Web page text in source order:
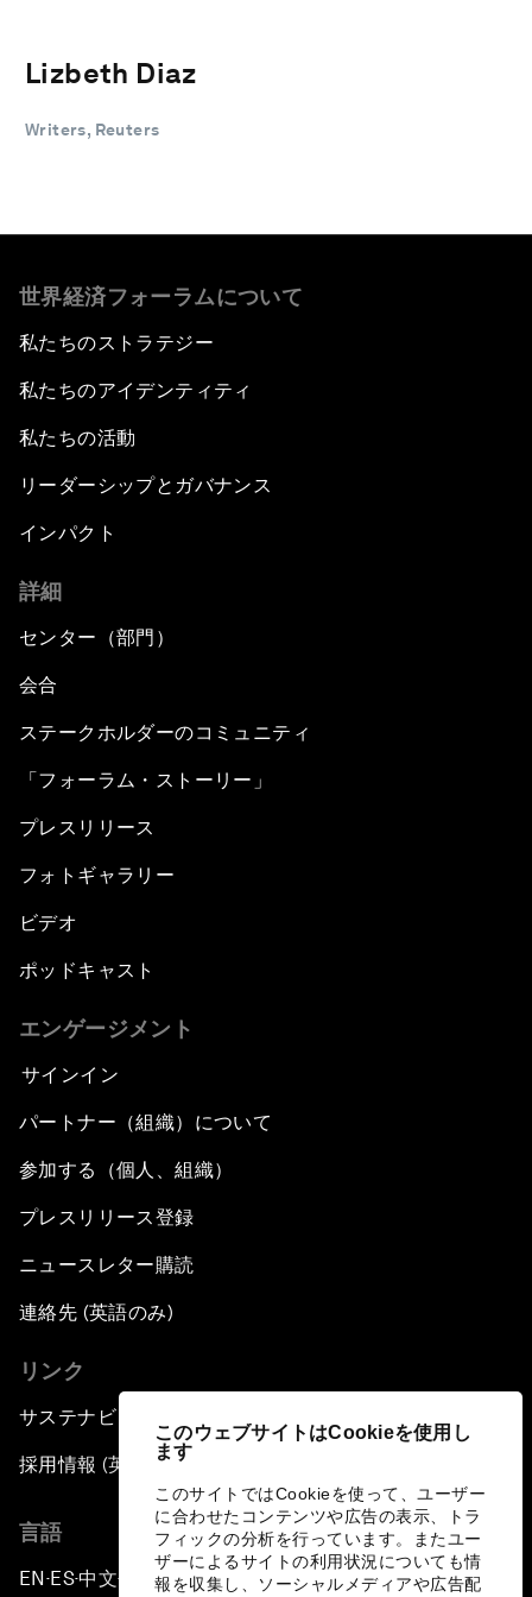
このウェブサイトはCookieを使用し
ます
このサイトではCookieを使って、ユーザー
に合わせたコンテンツや広告の表示、トラ
フィックの分析を行っています。またユー
ザーによるサイトの利用状況についても情
報を収集し、ソーシャルメディアや広告配
Lizbeth Diaz
Writers, Reuters
世界経済フォーラムについて
私たちのストラテジー
私たちのアイデンティティ
私たちの活動
リーダーシップとガバナンス
インパクト
詳細
センター（部門）
会合
ステークホルダーのコミュニティ
「フォーラム・ストーリー」
プレスリリース
フォトギャラリー
ビデオ
ポッドキャスト
エンゲージメント
サインイン
パートナー（組織）について
参加する（個人、組織）
プレスリリース登録
ニュースレター購読
連絡先 (英語のみ)
リンク
サステナビリティへの取り組み
採用情報 (英語のみ)
言語
EN ▪ES▪中文▪ 日本語